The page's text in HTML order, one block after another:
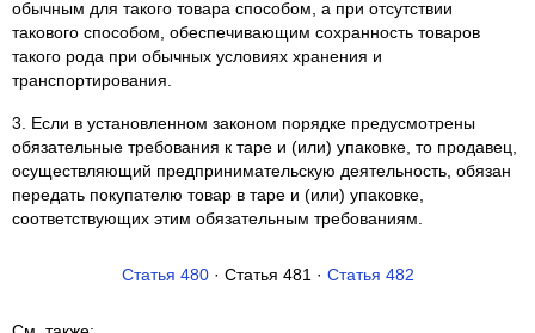
обычным для такого товара способом, а при отсутствии
такового способом, обеспечивающим сохранность товаров
такого рода при обычных условиях хранения и
транспортирования.
3. Если в установленном законом порядке предусмотрены
обязательные требования к таре и (или) упаковке, то продавец,
осуществляющий предпринимательскую деятельность, обязан
передать покупателю товар в таре и (или) упаковке,
соответствующих этим обязательным требованиям.
Статья 480· Статья 481 · Статья 482